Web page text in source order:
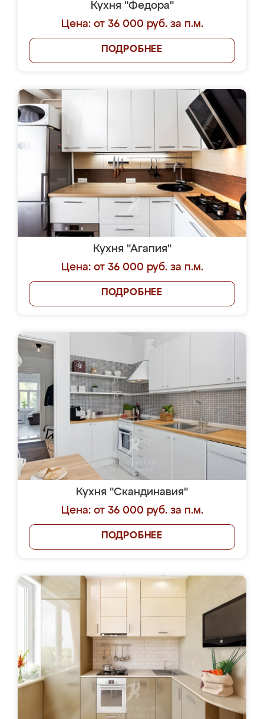
Кухня "Федора"
Цена: от 36 000 руб. за п.м.
ПОДРОБНЕЕ
Кухня "Агапия"
Цена: от 36 000 руб. за п.м.
ПОДРОБНЕЕ
Кухня "Скандинавия"
Цена: от 36 000 руб. за п.м.
ПОДРОБНЕЕ